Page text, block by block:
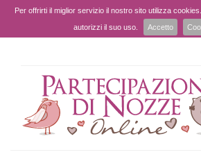
Per offrirti il miglior servizio il nostro sito utilizza
autorizzi il suo uso.
Accetto